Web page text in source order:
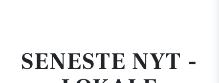
SENESTE NYT -